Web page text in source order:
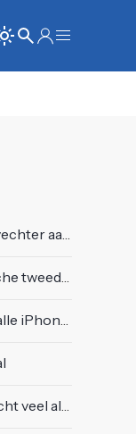
toeschouwers
Idols deed
kon kopen
work-out